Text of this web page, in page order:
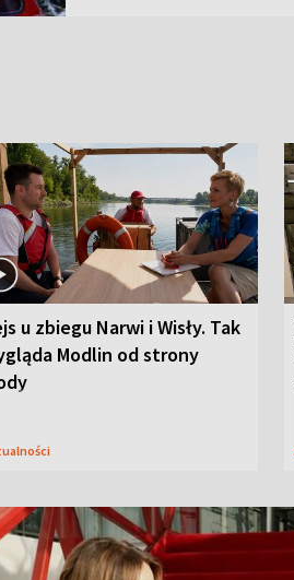
u zbiegu Narwi i Wisły. Tak
Modlin od strony